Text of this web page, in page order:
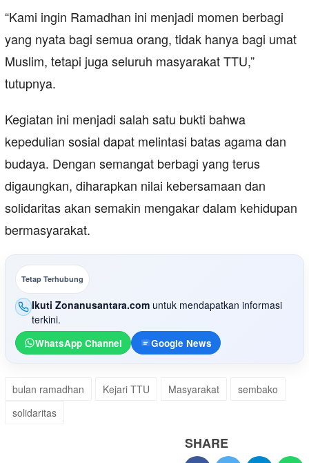
“Kami ingin Ramadhan ini menjadi momen berbagi
yang nyata bagi semua orang, tidak hanya bagi umat
Muslim, tetapi juga seluruh masyarakat TTU,”
tutupnya.
Kegiatan ini menjadi salah satu bukti bahwa
kepedulian sosial dapat melintasi batas agama dan
budaya. Dengan semangat berbagi yang terus
digaungkan, diharapkan nilai kebersamaan dan
solidaritas akan semakin mengakar dalam kehidupan
bermasyarakat.
Tetap Terhubung
Ikuti Zonanusantara.com untuk mendapatkan informasi
terkini.
WhatsApp Channel Google News
bulan ramadhan Kejari TTU Masyarakat
sembako
solidaritas
SHARE